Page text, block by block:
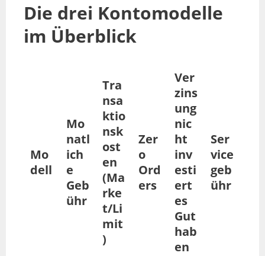
Die drei Kontomodelle
im Überblick
Mo
dell
Mo
natl
ich
e
Geb
ühr
Tra
nsa
ktio
nsk
ost
en
(Ma
rke
t/Li
mit
)
Zer
o
Ord
ers
Ver
zins
ung
nic
ht
inv
esti
ert
es
Gut
hab
en
Ser
vice
geb
ühr